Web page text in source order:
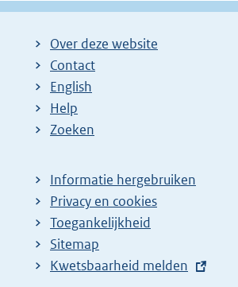
Over deze website
Contact
English
Help
Zoeken
Informatie hergebruiken
Privacy en cookies
Toegankelijkheid
Sitemap
E
Kwetsbaarheid melden